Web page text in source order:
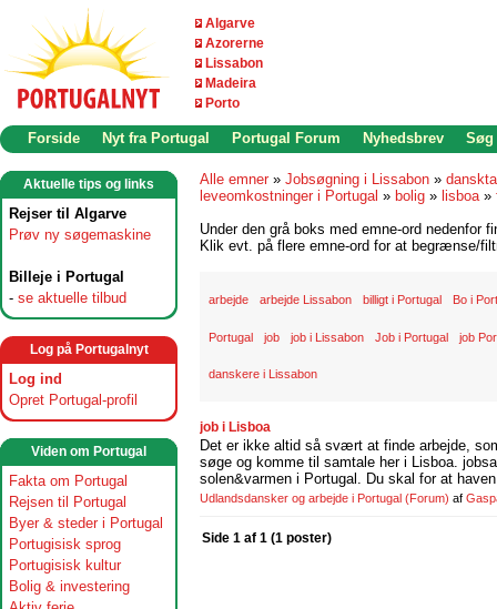
Algarve
Azorerne
Lissabon
Madeira
Porto
Forside Nyt fra Portugal Portugal Forum Nyhedsbrev Søg
Aktuelle tips og links
Rejser til Algarve
Prøv ny søgemaskine
Billeje i Portugal
- se aktuelle tilbud
Log på Portugalnyt
Log ind
Opret Portugal-profil
Viden om Portugal
Fakta om Portugal
Rejsen til Portugal
Byer & steder i Portugal
Portugisisk sprog
Portugisisk kultur
Bolig & investering
Alle emner » Jobsøgning i Lissabon »
leveomkostninger i Portugal » bolig » lisboa»
Under den grå boks med emne-ord nedenfor
Klik evt. på flere emne-ord for at begrænse/
arbejde arbejde Lissabon billigt i Portugal Bo i
Portugal job job i Lissabon Job i Portugal job
danskere i Lissabon
job i Lisboa
Det er ikke altid så svært at finde arbejde,
søge og komme til samtale her i Lisboa.
solen&varmen i Portugal. Du skal for at
Udlandsdansker og arbejde i Portugal (Forum) af
Side 1 af 1 (1 poster)